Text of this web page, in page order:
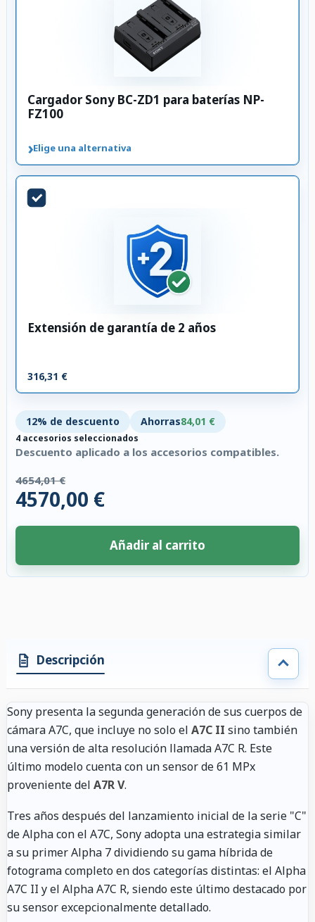
Cargador Sony BC-ZD1 para baterías NP-
FZ100
›Elige una alternativa
Extensión de garantía de 2 años
316,31 €
12% de descuento Ahorras84,01 €
4 accesorios seleccionados
Descuento aplicado a los accesorios compatibles.
4654,01 €
4570,00 €
Añadir al carrito
Descripción
Sony presenta la segunda generación de sus cuerpos de
cámara A7C, que incluye no solo el A7C II sino también
una versión de alta resolución llamada A7C R. Este
último modelo cuenta con un sensor de 61 MPx
proveniente del A7R V.
Tres años después del lanzamiento inicial de la serie "C"
de Alpha con el A7C, Sony adopta una estrategia similar
a su primer Alpha 7 dividiendo su gama híbrida de
fotograma completo en dos categorías distintas: el Alpha
A7C II y el Alpha A7C R, siendo este último destacado por
su sensor excepcionalmente detallado.